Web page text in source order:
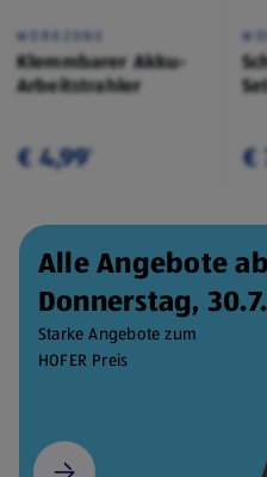
WORKZONE
Klemmbarer Akku-
Arbeitstrahler
€ 4,99¹ €
Alle Angebote ab
Donnerstag, 30.7.
Starke Angebote zum
HOFER Preis